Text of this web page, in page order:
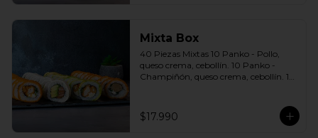
Mixta Box
40 Piezas Mixtas 10 Panko - Pollo,
queso crema, cebollín. 10 Panko -
Champiñón, queso crema, cebollín. 10
palta, cebollín. Incluye: 2 Salsa soya 2
Salsa agridulce Bless 3 palitos
$17.990